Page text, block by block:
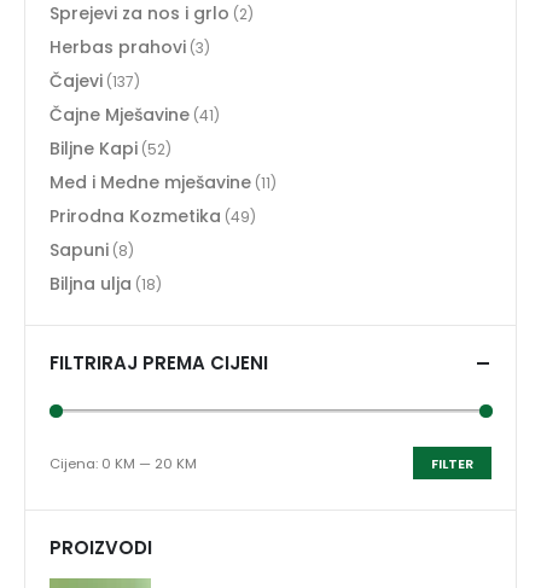
Sprejevi za nos i grlo (2)
Herbas prahovi (3)
Čajevi (137)
Čajne Mješavine (41)
Biljne Kapi (52)
Med i Medne mješavine (11)
Prirodna Kozmetika (49)
Sapuni (8)
Biljna ulja (18)
FILTRIRAJ PREMA CIJENI
FILTER
Cijena: 0 KM — 20 KM
PROIZVODI